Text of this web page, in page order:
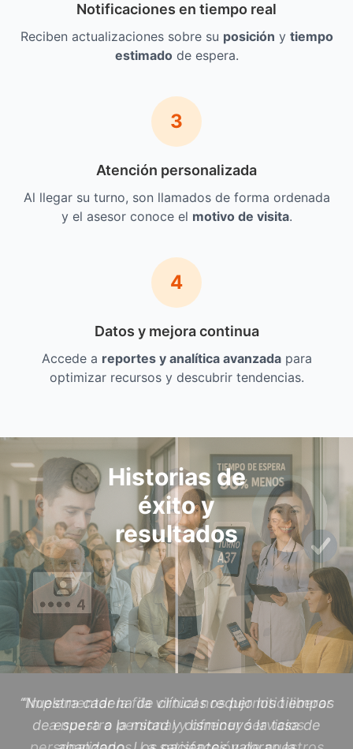
Notificaciones en tiempo real
Reciben actualizaciones sobre su posición y tiempo
estimadode espera.
3
Atención personalizada
Al llegar su turno, son llamados de forma ordenada
y el asesor conoce el motivo de visita.
4
Datos y mejora continua
Accede a reportes y analítica avanzadapara
optimizar recursos y descubrir tendencias.
Historias de
éxito y
resultados
“Implementar la fila virtual nos permitió liberar
a nuestro personal y ofrecer servicios